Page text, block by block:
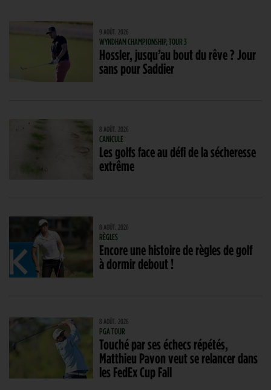
9 AOÛT. 2026
WYNDHAM CHAMPIONSHIP, TOUR 3
Hossler, jusqu’au bout du rêve ? Jour
sans pour Saddier
8 AOÛT. 2026
CANICULE
Les golfs face au défi de la sécheresse
extrême
8 AOÛT. 2026
RÈGLES
Encore une histoire de règles de golf
à dormir debout !
8 AOÛT. 2026
PGA TOUR
Touché par ses échecs répétés,
Matthieu Pavon veut se relancer dans
les FedEx Cup Fall